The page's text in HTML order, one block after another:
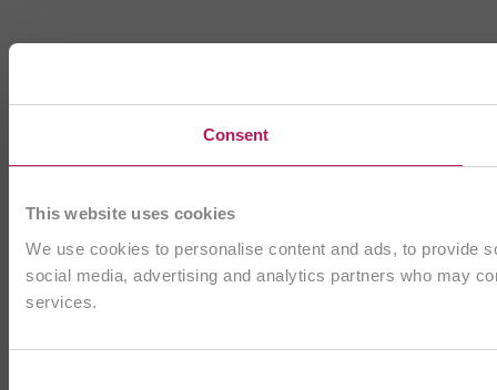
Consent
This website uses cookies
We use cookies to personalise content and ads, to provide
social media, advertising and analytics partners who may
services.